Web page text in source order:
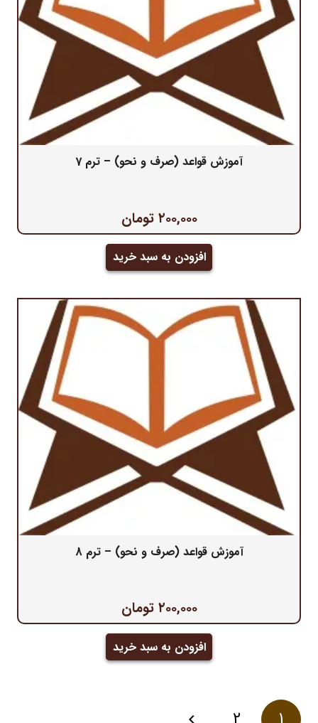
آموزش قواعد (صرف و نحو) – ترم 7
۲۰۰,۰۰۰ تومان
افزودن به سبد خرید
آموزش قواعد (صرف و نحو) – ترم 8
۲۰۰,۰۰۰ تومان
افزودن به سبد خرید
صفحه‌بندی